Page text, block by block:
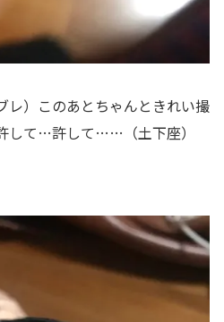
レ）このあとちゃんときれい撮
して…許して……（土下座）